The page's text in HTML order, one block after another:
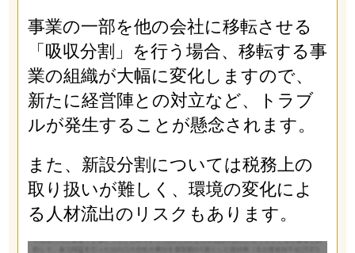
事業の一部を他の会社に移転させる
「吸収分割」を行う場合、移転する事
業の組織が大幅に変化しますので、
新たに経営陣との対立など、トラブ
ルが発生することが懸念されます。
また、新設分割については税務上の
取り扱いが難しく、環境の変化によ
る人材流出のリスクもあります。